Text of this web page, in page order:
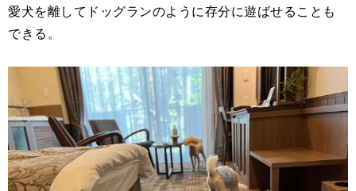
愛犬を離してドッグランのように存分に遊ばせることも
できる。